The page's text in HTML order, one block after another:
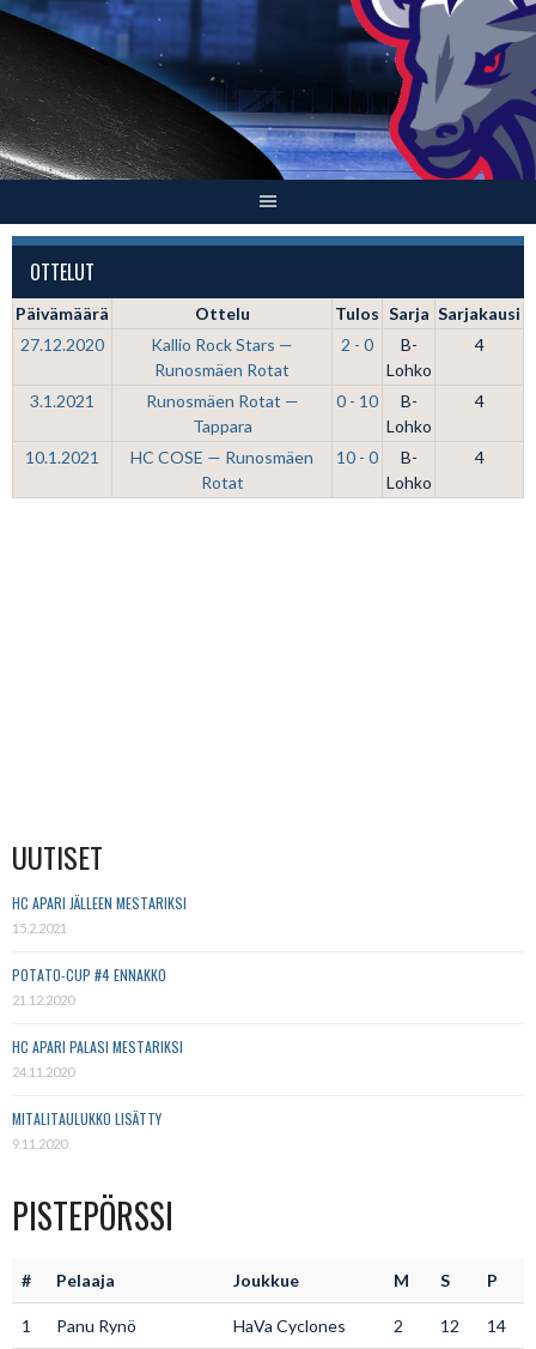
Skip
content
OTTELUT
Päivämäärä Ottelu Tulos Sarja Sarjakausi
27.12.2020
Kallio Rock Stars —
Runosmäen Rotat
2 - 0
B-
Lohko
4
3.1.2021
Runosmäen Rotat —
Tappara
0 - 10
B-
Lohko
4
10.1.2021
HC COSE — Runosmäen
Rotat
10 - 0
B-
Lohko
4
UUTISET
HC APARI JÄLLEEN MESTARIKSI
15.2.2021
POTATO-CUP #4 ENNAKKO
21.12.2020
HC APARI PALASI MESTARIKSI
24.11.2020
MITALITAULUKKO LISÄTTY
9.11.2020
PISTEPÖRSSI
# Pelaaja Joukkue M S P
1 Panu Rynö HaVa Cyclones 2 12 14